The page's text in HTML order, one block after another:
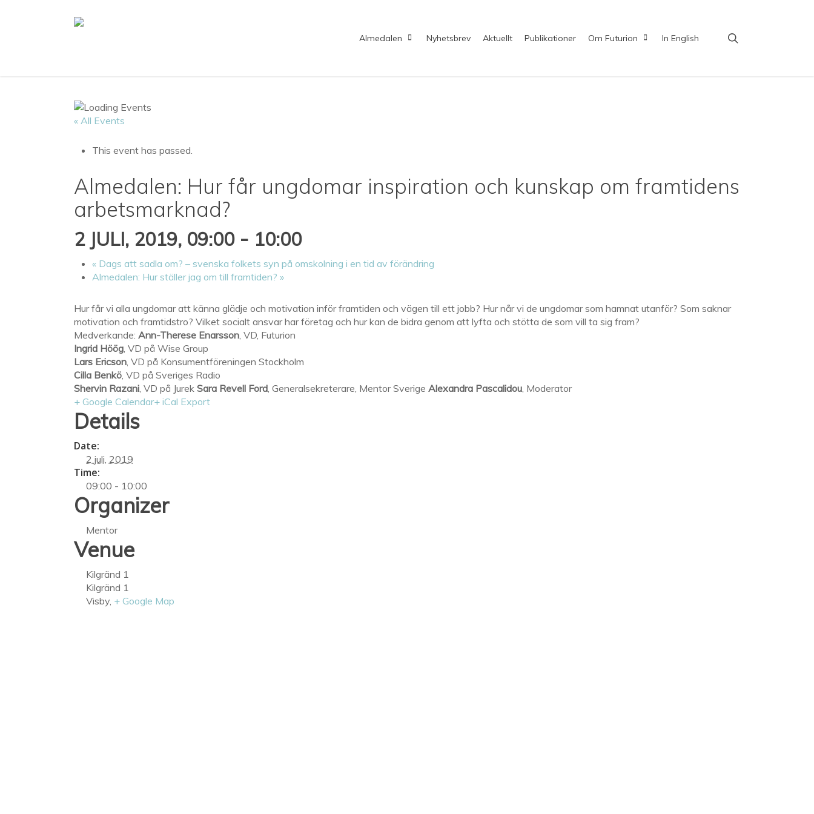
Almedalen Nyhetsbrev Aktuellt Publikationer Om Futurion In English
« All Events
This event has passed.
Almedalen: Hur får ungdomar inspiration och kunskap om framtidens
arbetsmarknad?
2 JULI, 2019, 09:00- 10:00
« Dags att sadla om? – svenska folkets syn på omskolning i en tid av förändring
Almedalen: Hur ställer jag om till framtiden?​ »
Hur får vi alla ungdomar att känna glädje och motivation inför framtiden och vägen till ett jobb? Hur når vi de ungdomar som hamnat utanför? Som saknar
motivation och framtidstro? Vilket socialt ansvar har företag och hur kan de bidra genom att lyfta och stötta de som vill ta sig fram?
Medverkande: Ann-Therese Enarsson, VD, Futurion
Ingrid Höög, VD på Wise Group
Lars Ericson, VD på Konsumentföreningen Stockholm
Cilla Benkö, VD på Sveriges Radio
Shervin Razani, VD på Jurek Sara Revell Ford, Generalsekreterare, Mentor Sverige Alexandra Pascalidou, Moderator
+ Google Calendar+ iCal Export
Details
Date:
2 juli, 2019
Time:
09:00 - 10:00
Organizer
Mentor
Venue
Kilgränd 1
Kilgränd 1
Visby, + Google Map